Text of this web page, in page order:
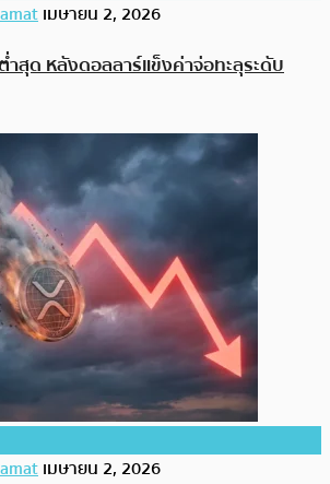
เมษายน 2, 2026
ำสุด หลังดอลลาร์แข็งค่าจ่อทะลุระดับ
เมษายน 2, 2026